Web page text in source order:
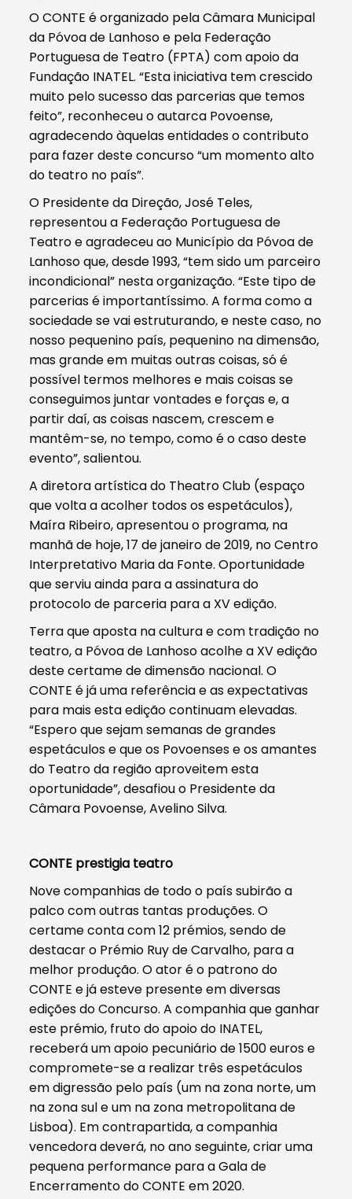
O CONTE é organizado pela Câmara Municipal
da Póvoa de Lanhoso e pela Federação
Portuguesa de Teatro (FPTA) com apoio da
Fundação INATEL. “Esta iniciativa tem crescido
muito pelo sucesso das parcerias que temos
feito”, reconheceu o autarca Povoense,
agradecendo àquelas entidades o contributo
para fazer deste concurso “um momento alto
do teatro no país”.
O Presidente da Direção, José Teles,
representou a Federação Portuguesa de
Teatro e agradeceu ao Município da Póvoa de
Lanhoso que, desde 1993, “tem sido um parceiro
incondicional” nesta organização. “Este tipo de
parcerias é importantíssimo. A forma como a
sociedade se vai estruturando, e neste caso, no
nosso pequenino país, pequenino na dimensão,
mas grande em muitas outras coisas, só é
possível termos melhores e mais coisas se
conseguimos juntar vontades e forças e, a
partir daí, as coisas nascem, crescem e
mantêm-se, no tempo, como é o caso deste
evento”, salientou.
A diretora artística do Theatro Club (espaço
que volta a acolher todos os espetáculos),
Maíra Ribeiro, apresentou o programa, na
manhã de hoje, 17 de janeiro de 2019, no Centro
Interpretativo Maria da Fonte. Oportunidade
que serviu ainda para a assinatura do
protocolo de parceria para a XV edição.
Terra que aposta na cultura e com tradição no
teatro, a Póvoa de Lanhoso acolhe a XV edição
deste certame de dimensão nacional. O
CONTE é já uma referência e as expectativas
para mais esta edição continuam elevadas.
“Espero que sejam semanas de grandes
espetáculos e que os Povoenses e os amantes
do Teatro da região aproveitem esta
oportunidade”, desafiou o Presidente da
Câmara Povoense, Avelino Silva.
CONTE prestigia teatro
Nove companhias de todo o país subirão a
palco com outras tantas produções. O
certame conta com 12 prémios, sendo de
destacar o Prémio Ruy de Carvalho, para a
melhor produção. O ator é o patrono do
CONTE e já esteve presente em diversas
edições do Concurso. A companhia que ganhar
este prémio, fruto do apoio do INATEL,
receberá um apoio pecuniário de 1500 euros e
compromete-se a realizar três espetáculos
em digressão pelo país (um na zona norte, um
na zona sul e um na zona metropolitana de
Lisboa). Em contrapartida, a companhia
vencedora deverá, no ano seguinte, criar uma
pequena performance para a Gala de
Encerramento do CONTE em 2020.